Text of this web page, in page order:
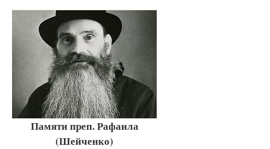
Памяти преп. Рафаила
(Шейченко)